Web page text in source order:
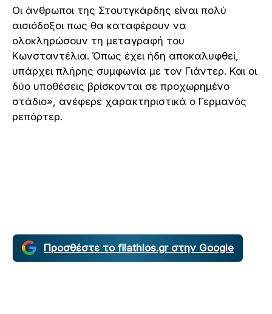
Οι άνθρωποι της Στουτγκάρδης είναι πολύ
αισιόδοξοι πως θα καταφέρουν να
ολοκληρώσουν τη μεταγραφή του
Κωνσταντέλια. Όπως έχει ήδη αποκαλυφθεί,
υπάρχει πλήρης συμφωνία με τον Γιάντερ. Και οι
δύο υποθέσεις βρίσκονται σε προχωρημένο
στάδιο», ανέφερε χαρακτηριστικά ο Γερμανός
ρεπόρτερ.
Προσθέστε το filathlos.gr στην Google